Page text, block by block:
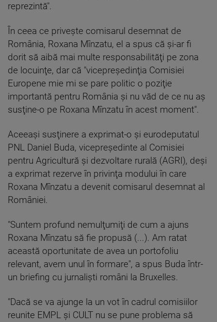
reprezintă".
În ceea ce priveşte comisarul desemnat de
România, Roxana Mînzatu, el a spus că şi-ar fi
dorit să aibă mai multe responsabilităţi pe zona
de locuinţe, dar că "vicepreşedinţia Comisiei
Europene mie mi se pare politic o poziţie
importantă pentru România şi nu văd de ce nu aş
susţine-o pe Roxana Mînzatu în acest moment".
Aceeaşi susţinere a exprimat-o şi eurodeputatul
PNL Daniel Buda, vicepreşedinte al Comisiei
pentru Agricultură şi dezvoltare rurală (AGRI), deşi
a exprimat rezerve în privinţa modului în care
Roxana Mînzatu a devenit comisarul desemnat al
României.
"Suntem profund nemulţumiţi de cum a ajuns
Roxana Mînzatu să fie propusă (...). Am ratat
această oportunitate de avea un portofoliu
relevant, avem unul în formare", a spus Buda într-
un briefing cu jurnalişti români la Bruxelles.
"Dacă se va ajunge la un vot în cadrul comisiilor
reunite EMPL şi CULT nu se pune problema să